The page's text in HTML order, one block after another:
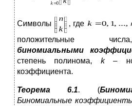
Символы , где
положительные
биномиальными
степень полинома, k–
коэффициента.
Теорема 6.1. (
Биномиальные